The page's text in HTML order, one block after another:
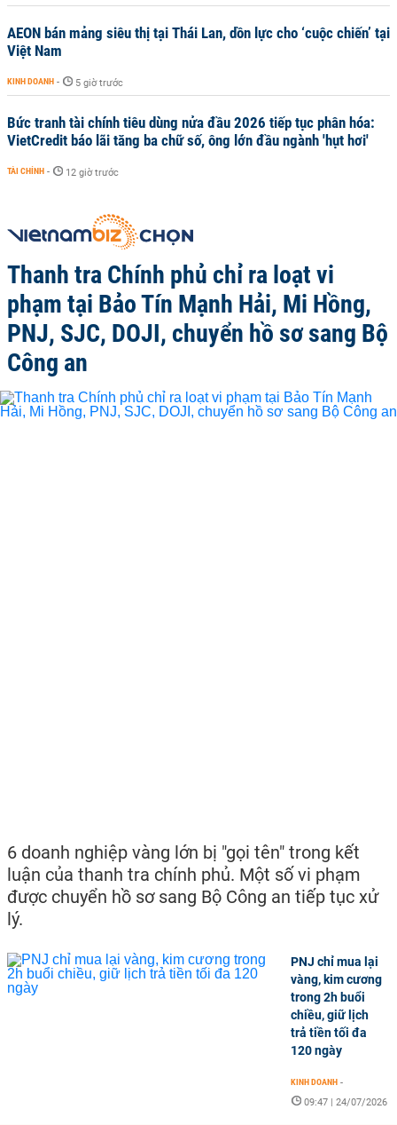
AEON bán mảng siêu thị tại Thái Lan, dồn lực cho ‘cuộc chiến’ tại
Việt Nam
KINH DOANH - 5 giờ trước
Bức tranh tài chính tiêu dùng nửa đầu 2026 tiếp tục phân hóa:
VietCredit báo lãi tăng ba chữ số, ông lớn đầu ngành 'hụt hơi'
TÀI CHÍNH - 12 giờ trước
Thanh tra Chính phủ chỉ ra loạt vi
phạm tại Bảo Tín Mạnh Hải, Mi Hồng,
PNJ, SJC, DOJI, chuyển hồ sơ sang Bộ
Công an
6 doanh nghiệp vàng lớn bị "gọi tên" trong kết
luận của thanh tra chính phủ. Một số vi phạm
được chuyển hồ sơ sang Bộ Công an tiếp tục xử
lý.
PNJ chỉ mua lại
vàng, kim cương
trong 2h buổi
chiều, giữ lịch
trả tiền tối đa
120 ngày
KINH DOANH -
09:47 | 24/07/2026